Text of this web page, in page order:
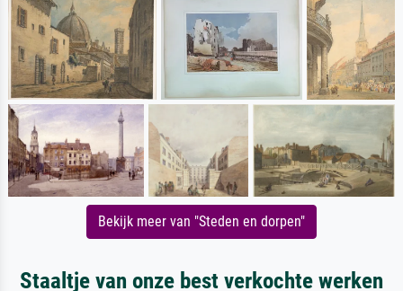
Bekijk meer van "Steden en dorpen"
Staaltje van onze best verkochte werken